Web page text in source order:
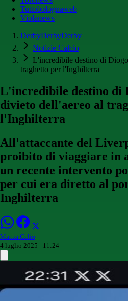
Tuttobolognaweb
Violanews
DerbyDerbyDerby
Notizie Calcio
L'incredibile destino di
traghetto per l'Inghilterra
L'incredibile destino di
divieto dell'aereo al
l'Inghilterra
All'attaccante del
proibito di viaggiare in
un recente intervento
per cui era diretto al
Inghilterra
Mattia Celio
4 luglio 2025 - 11:24